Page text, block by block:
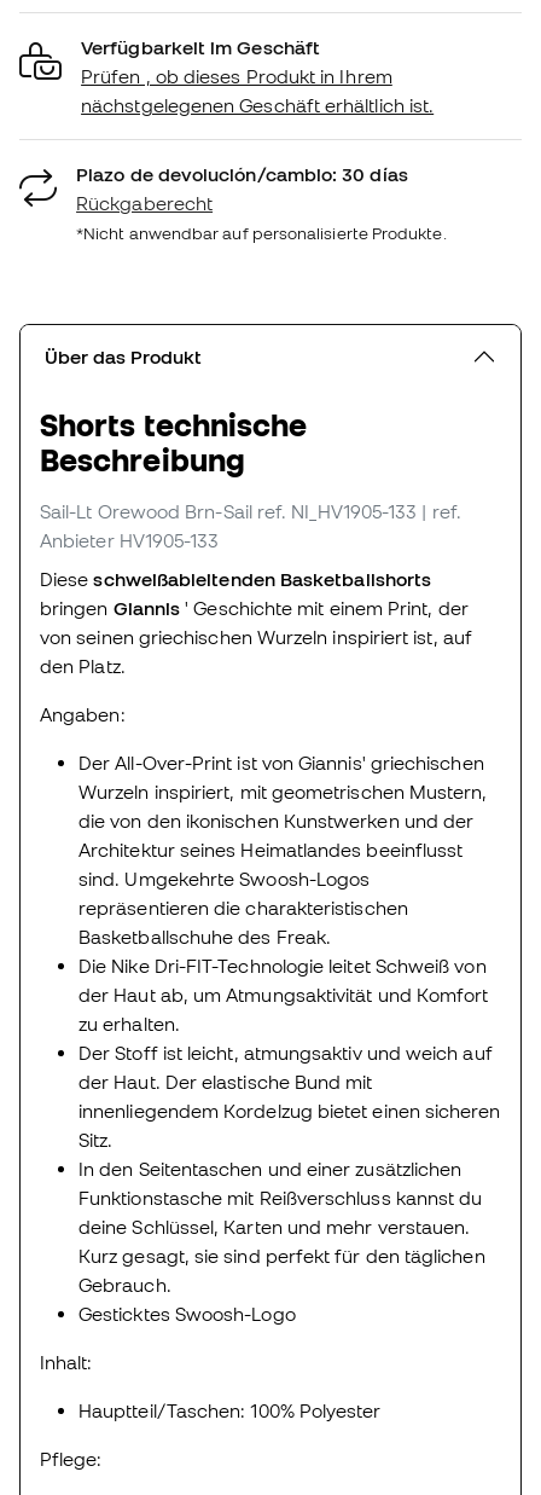
Verfügbarkeit im Geschäft
Prüfen , ob dieses Produkt in Ihrem
nächstgelegenen Geschäft erhältlich ist.
Plazo de devolución/cambio: 30 días
Rückgaberecht
*Nicht anwendbar auf personalisierte Produkte.
Über das Produkt
Shorts technische
Beschreibung
Sail-Lt Orewood Brn-Sail ref. NI_HV1905-133 | ref.
Anbieter HV1905-133
Dieseschweißableitenden Basketballshorts
bringen Giannis ' Geschichte mit einem Print, der
von seinen griechischen Wurzeln inspiriert ist, auf
den Platz.
Angaben:
Der All-Over-Print ist von Giannis' griechischen
Wurzeln inspiriert, mit geometrischen Mustern,
die von den ikonischen Kunstwerken und der
Architektur seines Heimatlandes beeinflusst
sind. Umgekehrte Swoosh-Logos
repräsentieren die charakteristischen
Basketballschuhe des Freak.
Die Nike Dri-FIT-Technologie leitet Schweiß von
der Haut ab, um Atmungsaktivität und Komfort
zu erhalten.
Der Stoff ist leicht, atmungsaktiv und weich auf
der Haut. Der elastische Bund mit
innenliegendem Kordelzug bietet einen sicheren
Sitz.
In den Seitentaschen und einer zusätzlichen
Funktionstasche mit Reißverschluss kannst du
deine Schlüssel, Karten und mehr verstauen.
Kurz gesagt, sie sind perfekt für den täglichen
Gebrauch.
Gesticktes Swoosh-Logo
Inhalt:
Hauptteil/Taschen: 100% Polyester
Pflege: